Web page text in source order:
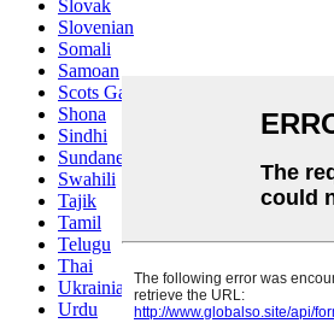
Slovak
Slovenian
Somali
Samoan
Scots Gaelic
Shona
Sindhi
Sundanese
Swahili
Tajik
Tamil
Telugu
Thai
Ukrainian
Urdu